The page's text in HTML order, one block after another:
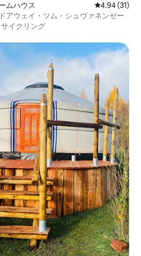
ムハウス レビュー31
4.94 (31)
アウェイ・ツム・シュヴァネンゼー
サイクリング
スです。